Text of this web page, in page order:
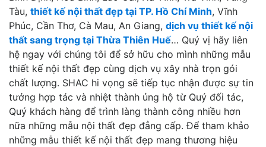
Tàu, thiết kế nội thất đẹp tại TP. Hồ Chí Minh, Vĩnh
Phúc, Cần Thơ, Cà Mau, An Giang, dịch vụ thiết kế nội
thất sang trọng tại Thừa Thiên Huế… Quý vị hãy liên
hệ ngay với chúng tôi để sở hữu cho mình những mẫu
thiết kế nội thất đẹp cùng dịch vụ xây nhà trọn gói
chất lượng. SHAC hi vọng sẽ tiếp tục nhận được sự tin
tưởng hợp tác và nhiệt thành ủng hộ từ Quý đối tác,
Quý khách hàng để trình làng thành công nhiều hơn
nữa những mẫu nội thất đẹp đẳng cấp. Để tham khảo
những mẫu thiết kế nội thất đẹp mang thương hiệu